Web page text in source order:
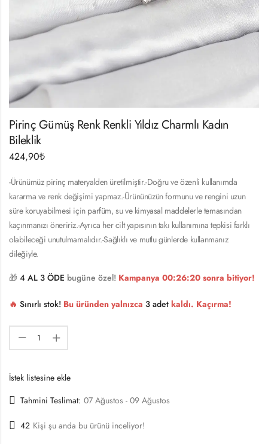
Pirinç Gümüş Renk Renkli Yıldız Charmlı Kadın
Bileklik
424,90₺
-Ürünümüz pirinç materyalden üretilmiştir.-Doğru ve özenli kullanımda
kararma ve renk değişimi yapmaz.-Ürününüzün formunu ve rengini uzun
süre koruyabilmesi için parfüm, su ve kimyasal maddelerle temasından
kaçınmanızı öneririz.-Ayrıca her cilt yapısının takı kullanımına tepkisi farklı
olabileceği unutulmamalıdır.-Sağlıklı ve mutlu günlerde kullanmanız
dileğiyle.
🎁 4 AL 3 ÖDE bugüne özel! Kampanya 00:26:20 sonra bitiyor!
🔥 Sınırlı stok! Bu üründen yalnızca 3 adet kaldı. Kaçırma!
İstek listesine ekle
Tahmini Teslimat: 07 Ağustos - 09 Ağustos
42 Kişi şu anda bu ürünü inceliyor!